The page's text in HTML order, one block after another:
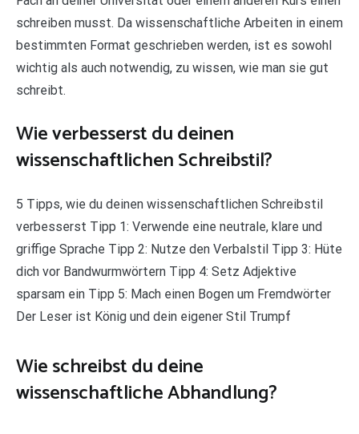
schreiben musst. Da wissenschaftliche Arbeiten in einem
bestimmten Format geschrieben werden, ist es sowohl
wichtig als auch notwendig, zu wissen, wie man sie gut
schreibt.
Wie verbesserst du deinen
wissenschaftlichen Schreibstil?
5 Tipps, wie du deinen wissenschaftlichen Schreibstil
verbesserst Tipp 1: Verwende eine neutrale, klare und
griffige Sprache Tipp 2: Nutze den Verbalstil Tipp 3: Hüte
dich vor Bandwurmwörtern Tipp 4: Setz Adjektive
sparsam ein Tipp 5: Mach einen Bogen um Fremdwörter
Der Leser ist König und dein eigener Stil Trumpf
Wie schreibst du deine
wissenschaftliche Abhandlung?